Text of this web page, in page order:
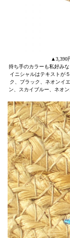
▲3,390
持ち手のカラーも私好み
イニシャルはテキストが
ク、ブラック、ネオンイ
ン、スカイブルー、ネオ